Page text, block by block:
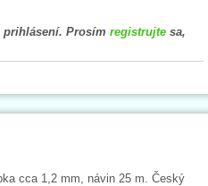
prihlásení. Prosím registrujtesa,
cca 1,2 mm, návin 25 m. Český